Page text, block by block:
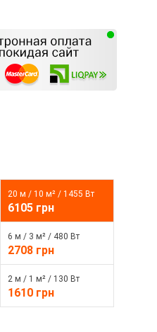
20 м / 10 м² / 1455 Вт
6105 грн
6 м / 3 м² / 480 Вт
2708 грн
2 м / 1 м² / 130 Вт
1610 грн